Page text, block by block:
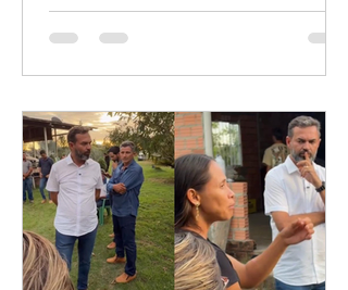
Mamoré e antecipou decisão semanas
antes de deputados divulgarem o caso
pela “paternidade” da retirada do
interesse da Fundação Nacional dos
Povos Indígenas (Funai) sobre glebas
federais em Rondônia ganhou novos
capítulos após produtores rurais e
lideranças de Nova Mamoré
relembrarem que o vereador André do